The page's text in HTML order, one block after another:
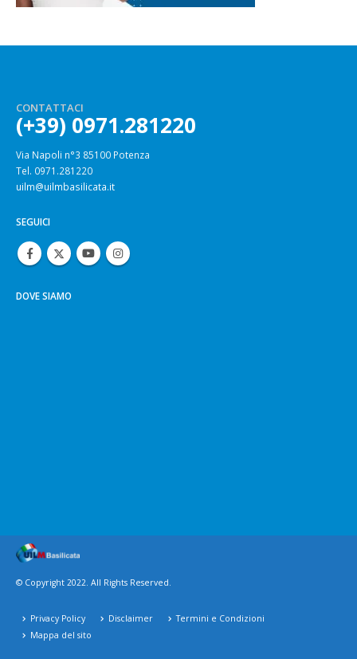
CONTATTACI
(+39) 0971.281220
Via Napoli n°3 85100 Potenza
Tel. 0971.281220
uilm@uilmbasilicata.it
SEGUICI
DOVE SIAMO
© Copyright 2022. All Rights Reserved.
Privacy Policy Disclaimer
Termini e Condizioni
Mappa del sito